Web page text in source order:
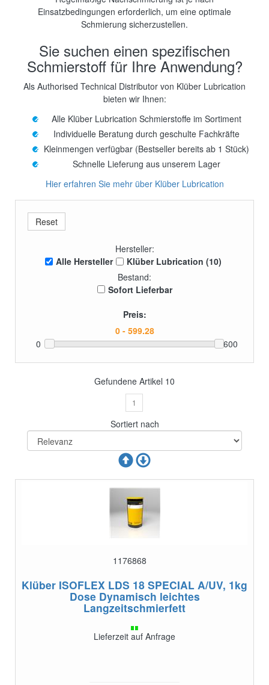
Einsatzbedingungen erforderlich, um eine optimale
Schmierung sicherzustellen.
Sie suchen einen spezifischen
Schmierstoff für Ihre Anwendung?
Als Authorised Technical Distributor von Klüber Lubrication
bieten wir Ihnen:
Alle Klüber Lubrication Schmierstoffe im Sortiment
Individuelle Beratung durch geschulte Fachkräfte
Kleinmengen verfügbar (Bestseller bereits ab 1 Stück)
Schnelle Lieferung aus unserem Lager
Hier erfahren Sie mehr über Klüber Lubrication
Hersteller:
Alle Hersteller
Klüber Lubrication (10)
Bestand:
Sofort Lieferbar
Preis:
0 600
Gefundene Artikel 10
1
Sortiert nach
1176868
Klüber ISOFLEX LDS 18 SPECIAL A/UV, 1kg
Dose Dynamisch leichtes
Langzeitschmierfett
Lieferzeit auf Anfrage